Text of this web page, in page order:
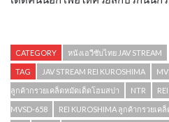
CATEGORY หนังเอวีซับไทย JAV STREAM
TAG JAV STREAM REI KUROSHIMA
ลูกค้ากรวยเคล็ดหมัดเด็ดโฮมสปา NTR
MVSD-658 REI KUROSHIMA ลูกค้ากรวยเค